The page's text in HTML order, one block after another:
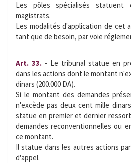
Les pôles spécialisés
magistrats.
Les modalités d'application de cet
tant que de besoin, par voie
Art. 33. - Le tribunal statue en
dans les actions dont le montant
dinars (200.000 DA).
Si le montant des demandes
n'excède pas deux cent mille
statue en premier et dernier
demandes reconventionnelles ou
ce montant.
Il statue dans les autres actions
d'appel.